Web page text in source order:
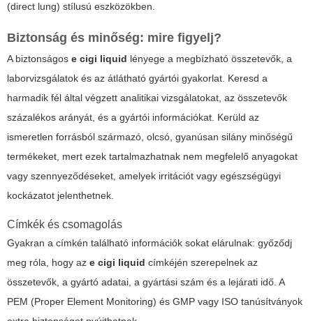
(direct lung) stílusú eszközökben.
Biztonság és minőség: mire figyelj?
A biztonságos e cigi liquid lényege a megbízható összetevők, a
laborvizsgálatok és az átlátható gyártói gyakorlat. Keresd a
harmadik fél által végzett analitikai vizsgálatokat, az összetevők
százalékos arányát, és a gyártói információkat. Kerüld az
ismeretlen forrásból származó, olcsó, gyanúsan silány minőségű
termékeket, mert ezek tartalmazhatnak nem megfelelő anyagokat
vagy szennyeződéseket, amelyek irritációt vagy egészségügyi
kockázatot jelenthetnek.
Címkék és csomagolás
Gyakran a címkén található információk sokat elárulnak: győződj
meg róla, hogy az e cigi liquid címkéjén szerepelnek az
összetevők, a gyártó adatai, a gyártási szám és a lejárati idő. A
PEM (Proper Element Monitoring) és GMP vagy ISO tanúsítványok